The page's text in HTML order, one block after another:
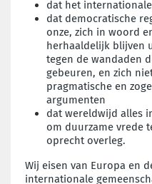
dat het
dat democratische
onze, zich in woord
herhaaldelijk blijven
tegen de wandaden
gebeuren, en zich
pragmatische en
argumenten
dat wereldwijd alles
om duurzame vrede
oprecht overleg.
Wij eisen van Europa en
internationale